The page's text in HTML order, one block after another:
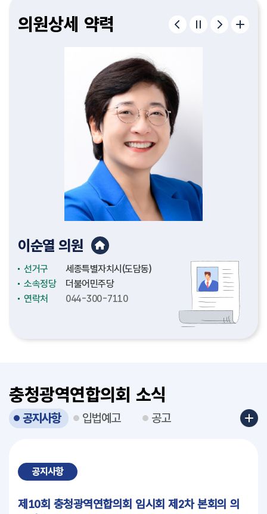
구형서 의원
선거구
충청남도(천안시4)
소속정당
더불어민주당
연락처
041-635-5334
김종욱 의원
선거구
충청남도(논산시2)
소속정당
더불어민주당
연락처
041-635-5156
이병하 의원
선거구
충청남도(천안시2)
소속정당
더불어민주당
연락처
041-635-5226
편삼범 의원
선거구
충청남도(보령시2)
소속정당
국민의힘
연락처
041-635-5327
허철의원
선거구
충청북도(청주시3)
소속정당
더불어민주당
연락처
043-220-5076
정재우 의원
선거구
충청북도(청주시12)
소속정당
더불어민주당
연락처
043-201-5097
김종필 의원
선거구
충청북도(충주시4)
소속정당
국민의힘
연락처
043-220-5133
조중근 의원
선거구
충청북도(충주시3)
소속정당
더불어민주당
연락처
043-220-5142
유인호 의원
선거구
세종특별자치시(보람동)
소속정당
더불어민주당
연락처
044-300-7010
이순열 의원
선거구
세종특별자치시(도담동)
소속정당
더불어민주당
연락처
044-300-7110
윤성규 의원
선거구
세종특별자치시(조치원읍2)
소속정당
더불어민주당
연락처
044-300-7182
김명숙 의원
선거구
세종특별자치시(비례대표)
소속정당
더불어민주당
연락처
044-300-7174
고제열 의원
선거구
대전광역시(중구3)
소속정당
더불어민주당
연락처
042-270-5034
서다운 의원
선거구
대전광역시(서구4)
소속정당
더불어민주당
연락처
042-270-5032
김기흥 의원
선거구
대전광역시(대덕구1)
소속정당
더불어민주당
연락처
042-270-5044
이한영 의원
선거구
대전광역시(서구6)
소속정당
국민의힘
연락처
042-270-5030
충청광역연합의회 소식
공지사항
공지사항
제10회 충청광역연합의회 임시회 제2차 본회의 의
입법예고 공고